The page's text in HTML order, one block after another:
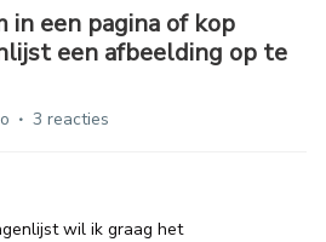
in een pagina of kop
een afbeelding op te
3 reacties
wil ik graag het